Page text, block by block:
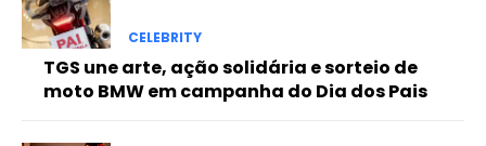
Nullam eu erat condimentum
Donec quis est ac felis
Orci varius natoque dolor
CELEBRITY
TGS une arte, ação solidária e sorteio de
moto BMW em campanha do Dia dos Pais